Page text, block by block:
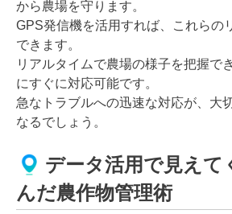
から農場を守ります。
GPS発信機を活用すれば、これらの
できます。
リアルタイムで農場の様子を把握で
にすぐに対応可能です。
急なトラブルへの迅速な対応が、大
なるでしょう。
データ活用で見えて
んだ農作物管理術